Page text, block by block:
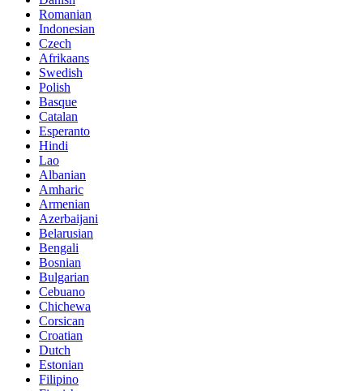
Romanian
Indonesian
Czech
Afrikaans
Swedish
Polish
Basque
Catalan
Esperanto
Hindi
Lao
Albanian
Amharic
Armenian
Azerbaijani
Belarusian
Bengali
Bosnian
Bulgarian
Cebuano
Chichewa
Corsican
Croatian
Dutch
Estonian
Filipino